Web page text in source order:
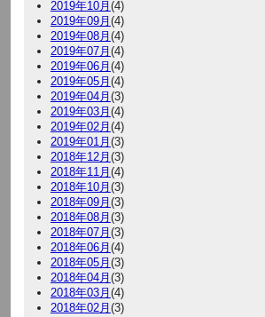
2019年10月 (4)
2019年09月 (4)
2019年08月 (4)
2019年07月 (4)
2019年06月 (4)
2019年05月 (4)
2019年04月 (3)
2019年03月 (4)
2019年02月 (4)
2019年01月 (3)
2018年12月 (3)
2018年11月 (4)
2018年10月 (3)
2018年09月 (3)
2018年08月 (3)
2018年07月 (3)
2018年06月 (4)
2018年05月 (3)
2018年04月 (3)
2018年03月 (4)
2018年02月 (3)